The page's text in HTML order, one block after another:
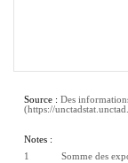
Source : Des
(https://
Notes :
1
Somme des